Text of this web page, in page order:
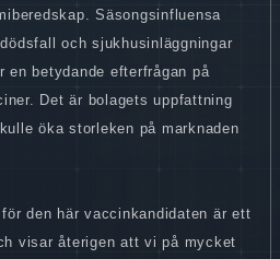
Säsongsinfluensa
och sjukhusinläggningar
en betydande efterfrågan på
Det är bolagets uppfattning
öka storleken på marknaden
den här vaccinkandidaten är ett
visar återigen att vi på mycket